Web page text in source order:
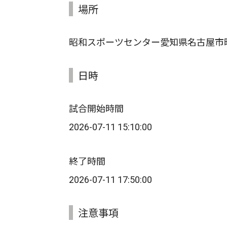
場所
昭和スポーツセンター愛知県名古屋市
日時
試合開始時間
2026-07-11 15:10:00
終了時間
2026-07-11 17:50:00
注意事項